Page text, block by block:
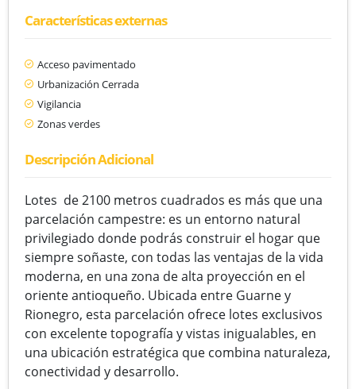
Características externas
Acceso pavimentado
Urbanización Cerrada
Vigilancia
Zonas verdes
Descripción Adicional
Lotes de 2100 metros cuadrados es más que una
parcelación campestre: es un entorno natural
privilegiado donde podrás construir el hogar que
siempre soñaste, con todas las ventajas de la vida
moderna, en una zona de alta proyección en el
oriente antioqueño. Ubicada entre Guarne y
Rionegro, esta parcelación ofrece lotes exclusivos
con excelente topografía y vistas inigualables, en
una ubicación estratégica que combina naturaleza,
conectividad y desarrollo.